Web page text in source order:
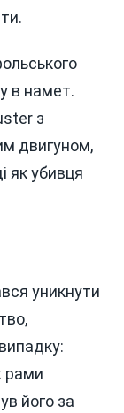
в намет.
з
двигуном,
як убивця
уникнути
рами
його за